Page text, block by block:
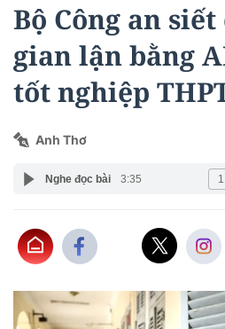
Bộ Công an
gian lận bằng
tốt nghiệp
Anh Thơ
Nghe đọc bài 3:35